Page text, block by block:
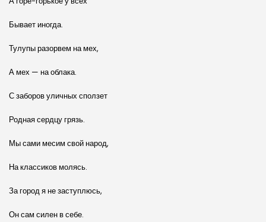
Бывает иногда.
Тулупы разорвем на мех,
А мех — на облака.
С заборов уличных сползет
Родная сердцу грязь.
Мы сами месим свой народ,
На классиков молясь.
За город я не заступлюсь,
Он сам силен в себе.